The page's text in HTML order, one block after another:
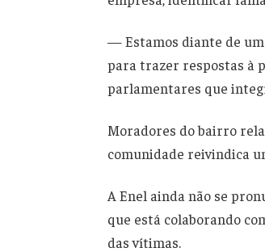
— Estamos diante de
para trazer respostas à
parlamentares que
Moradores do bairro
comunidade reivindica
A Enel ainda não se
que está colaborando
das vítimas.